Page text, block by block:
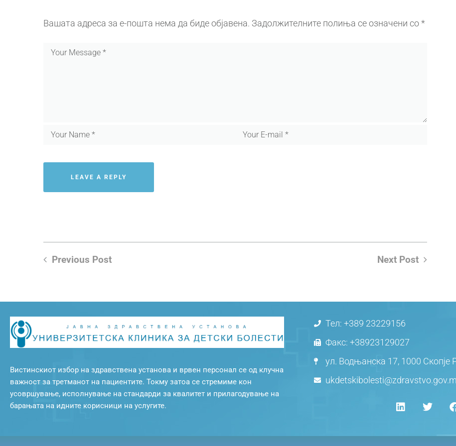
Вашата адреса за е-пошта нема да биде објавена. Задолжителните полиња се означени со*
Previous Post Next Post
Вистинскиот избор на здравствена установа и врвен персонал се од клучна
важност за третманот на пациентите. Токму затоа се стремиме кон
усовршување, исполнување на стандарди за квалитет и прилагодување на
барањата на идните корисници на услугите.
Тел: +389 23229156
Факс: +38923129027
ул. Водњанска 17, 1000 Скопје